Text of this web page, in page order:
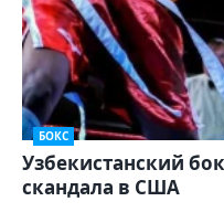
БОКС
Узбекистанский
скандала в США